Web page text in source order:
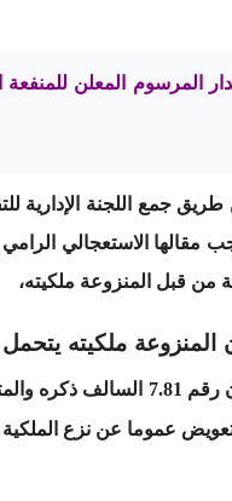
المرسوم المعلن للمنفعة
جمع اللجنة الإدارية
بموجب مقالها الاستعجالي
من قبل المنزوعة ملكيته،
المنزوعة ملكيته
، وزرا وضررا نتيجة تخليه جبرا عن عقاره آو حقه العيني، وبالتالي فان المشرع المغربي سواء
عموما عن نزع